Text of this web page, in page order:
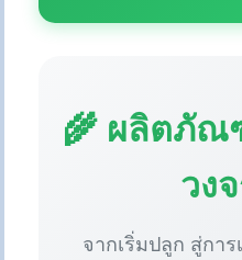
🌾 ผลิตภัณ
วง
จากเริ่มปลูก สู่กา